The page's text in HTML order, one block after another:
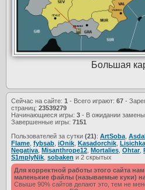
Большая
Сейчас на сайте: 1 - Всего играют: 67 -
страниц: 23539279
Начинающиеся игры: 3 - В ожидании
Завершенные игры: 7151
Пользователей за сутки (21): ArtSoba Asdal
Flame fybsab iOnik Kasadorchik
Negativa
Misanthrope12 Mortalies Ohtar,
S1mplyNik sobaken и 2 скрытых
Для корректной работы этого сайта
маленькие файлы (называемые куки)
Свыше 90% сайтов делают это, тем не